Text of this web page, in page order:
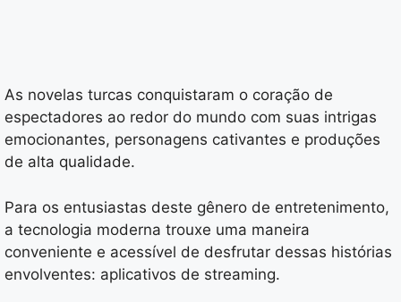
As novelas turcas conquistaram o coração de
espectadores ao redor do mundo com suas intrigas
emocionantes, personagens cativantes e produções
de alta qualidade.
Para os entusiastas deste gênero de entretenimento,
a tecnologia moderna trouxe uma maneira
conveniente e acessível de desfrutar dessas histórias
envolventes: aplicativos de streaming.